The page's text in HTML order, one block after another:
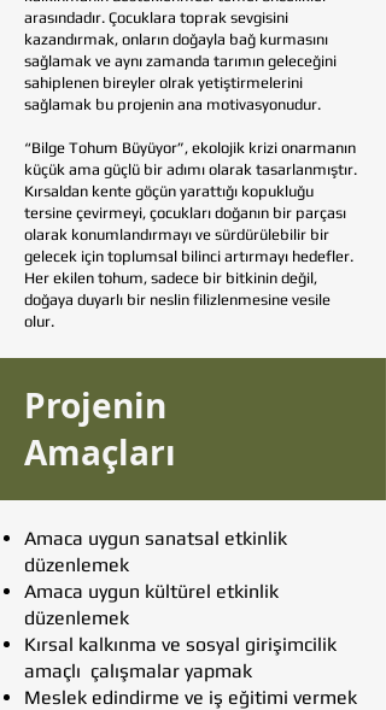
arasındadır. Çocuklara toprak sevgisini
kazandırmak, onların doğayla bağ kurmasını
sağlamak ve aynı zamanda tarımın geleceğini
sahiplenen bireyler olrak yetiştirmelerini
sağlamak bu projenin ana motivasyonudur.
“Bilge Tohum Büyüyor”, ekolojik krizi onarmanın
küçük ama güçlü bir adımı olarak tasarlanmıştır.
Kırsaldan kente göçün yarattığı kopukluğu
tersine çevirmeyi, çocukları doğanın bir parçası
olarak konumlandırmayı ve sürdürülebilir bir
gelecek için toplumsal bilinci artırmayı hedefler.
Her ekilen tohum, sadece bir bitkinin değil,
doğaya duyarlı bir neslin filizlenmesine vesile
olur.
Projenin
Amaçları
Amaca uygun sanatsal etkinlik
düzenlemek
Amaca uygun kültürel etkinlik
düzenlemek
Kırsal kalkınma ve sosyal girişimcilik
amaçlı çalışmalar yapmak
Meslek edindirme ve iş eğitimi vermek